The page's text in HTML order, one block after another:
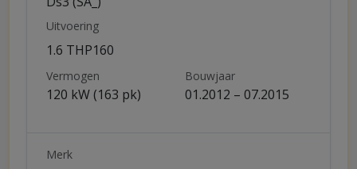
Uitvoering
1.6 THP160
Vermogen
120 kW (163 pk)
Bouwjaar
01.2012 – 07.2015
Merk